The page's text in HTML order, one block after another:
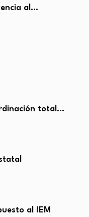
al…
total…
al IEM